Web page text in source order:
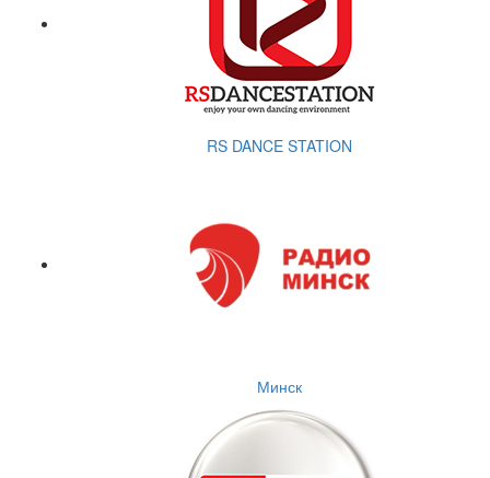
RS DANCE STATION
Минск